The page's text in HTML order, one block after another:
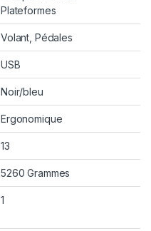
Plateformes
Volant, Pédales
USB
Noir/bleu
Ergonomique
13
5260 Grammes
1